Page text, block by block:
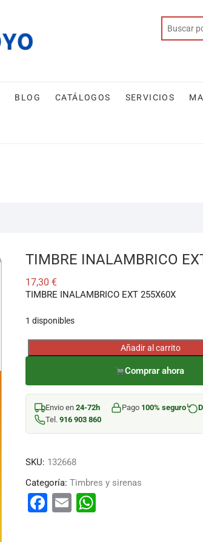
BLOG CATÁLOGOS SERVICIOS
TIMBRE INALAMBRICO
17,30 €
TIMBRE INALAMBRICO EXT 255X60X
1 disponibles
TIMBRE
EXT
255X60X
cantidad
Añadir al carrito
Comprar ahora
Envio en 24-72h Pago 100% seguro
Tel. 916 903 860
SKU: 132668
Categoría: Timbres y sirenas
F
E